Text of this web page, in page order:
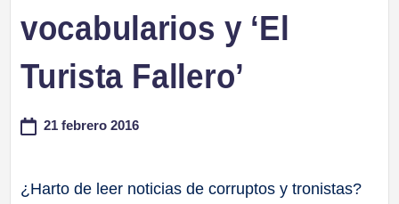
vocabularios y ‘El
Turista Fallero’
21 febrero 2016
¿Harto de leer noticias de corruptos y tronistas?